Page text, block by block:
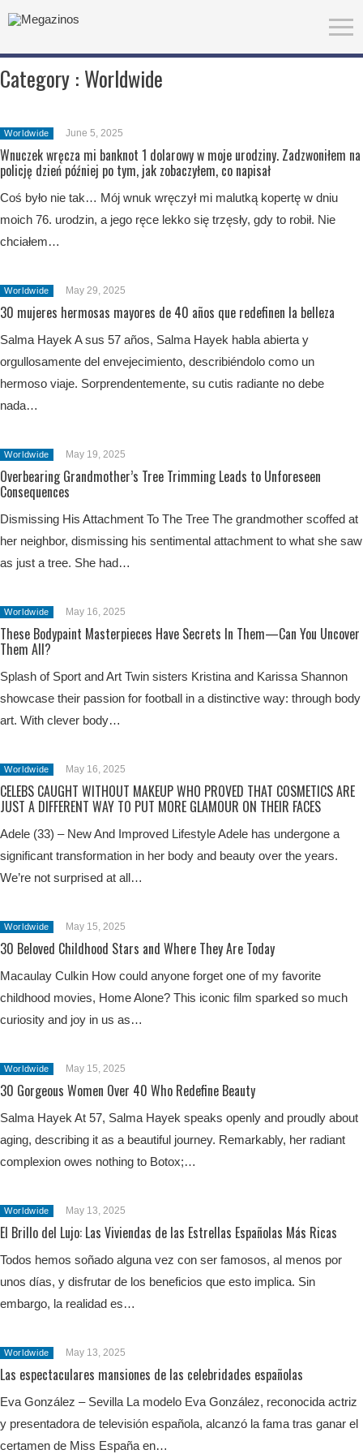
Category : Worldwide
Worldwide June 5, 2025
Wnuczek wręcza mi banknot 1 dolarowy w moje urodziny. Zadzwoniłem na
policję dzień później po tym, jak zobaczyłem, co napisał
Coś było nie tak… Mój wnuk wręczył mi malutką kopertę w dniu
moich 76. urodzin, a jego ręce lekko się trzęsły, gdy to robił. Nie
chciałem…
Worldwide May 29, 2025
30 mujeres hermosas mayores de 40 años que redefinen la belleza
Salma Hayek A sus 57 años, Salma Hayek habla abierta y
orgullosamente del envejecimiento, describiéndolo como un
hermoso viaje. Sorprendentemente, su cutis radiante no debe
nada…
Worldwide May 19, 2025
Overbearing Grandmother’s Tree Trimming Leads to Unforeseen
Consequences
Dismissing His Attachment To The Tree The grandmother scoffed at
her neighbor, dismissing his sentimental attachment to what she saw
as just a tree. She had…
Worldwide May 16, 2025
These Bodypaint Masterpieces Have Secrets In Them—Can You Uncover
Them All?
Splash of Sport and Art Twin sisters Kristina and Karissa Shannon
showcase their passion for football in a distinctive way: through body
art. With clever body…
Worldwide May 16, 2025
CELEBS CAUGHT WITHOUT MAKEUP WHO PROVED THAT COSMETICS ARE
JUST A DIFFERENT WAY TO PUT MORE GLAMOUR ON THEIR FACES
Adele (33) – New And Improved Lifestyle Adele has undergone a
significant transformation in her body and beauty over the years.
We’re not surprised at all…
Worldwide May 15, 2025
30 Beloved Childhood Stars and Where They Are Today
Macaulay Culkin How could anyone forget one of my favorite
childhood movies, Home Alone? This iconic film sparked so much
curiosity and joy in us as…
Worldwide May 15, 2025
30 Gorgeous Women Over 40 Who Redefine Beauty
Salma Hayek At 57, Salma Hayek speaks openly and proudly about
aging, describing it as a beautiful journey. Remarkably, her radiant
complexion owes nothing to Botox;…
Worldwide May 13, 2025
El Brillo del Lujo: Las Viviendas de las Estrellas Españolas Más Ricas
Todos hemos soñado alguna vez con ser famosos, al menos por
unos días, y disfrutar de los beneficios que esto implica. Sin
embargo, la realidad es…
Worldwide May 13, 2025
Las espectaculares mansiones de las celebridades españolas
Eva González – Sevilla La modelo Eva González, reconocida actriz
y presentadora de televisión española, alcanzó la fama tras ganar el
certamen de Miss España en…